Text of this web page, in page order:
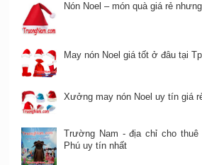
Nón Noel – món quà giá rẻ
May nón Noel giá tốt ở đâu tại
Xưởng may nón Noel uy tín giá
Trường Nam - địa chỉ cho thuê
Phú uy tín nhất